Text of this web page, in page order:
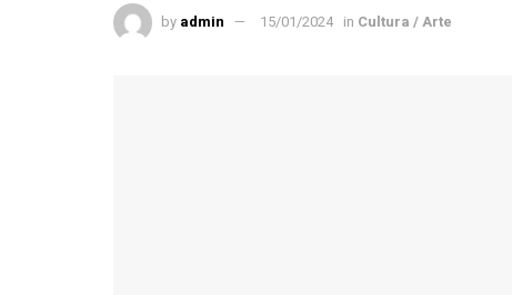
by admin 15/01/2024 in Cultura / Arte